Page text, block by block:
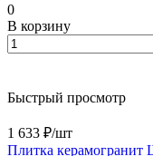
0
В корзину
Быстрый просмотр
1 633 ₽/шт
Плитка